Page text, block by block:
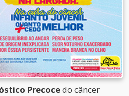
Precocedo câncer